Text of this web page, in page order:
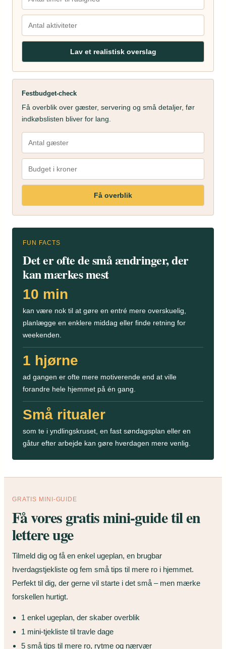
Lav et realistisk overslag
Festbudget-check
Få overblik over gæster, servering og små detaljer, før
indkøbslisten bliver for lang.
Få overblik
FUN FACTS
Det er ofte de små ændringer, der
kan mærkes mest
10 min
kan være nok til at gøre en entré mere overskuelig,
planlægge en enklere middag eller finde retning for
weekenden.
1 hjørne
ad gangen er ofte mere motiverende end at ville
forandre hele hjemmet på én gang.
Små ritualer
som te i yndlingskruset, en fast søndagsplan eller en
gåtur efter arbejde kan gøre hverdagen mere venlig.
GRATIS MINI-GUIDE
Få vores gratis mini-guide til en
lettere uge
Tilmeld dig og få en enkel ugeplan, en brugbar
hverdagstjekliste og fem små tips til mere ro i hjemmet.
Perfekt til dig, der gerne vil starte i det små – men mærke
forskellen hurtigt.
1 enkel ugeplan, der skaber overblik
1 mini-tjekliste til travle dage
5 små tips til mere ro, rytme og nærvær